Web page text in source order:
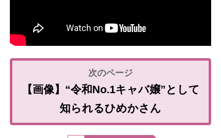
【画像】“令和No.1キャバ嬢”として
知られるひめかさん